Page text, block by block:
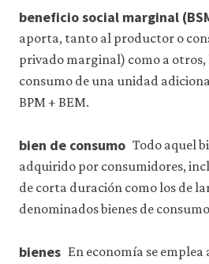
beneficio social marginal
aporta, tanto al productor o
privado marginal) como a
consumo de una unidad
BPM + BEM.
bien de consumo Todo aquel
adquirido por consumidores,
de corta duración como los de
denominados bienes de
bienes En economía se emplea